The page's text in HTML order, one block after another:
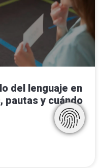
del lenguaje en
pautas y cuándo